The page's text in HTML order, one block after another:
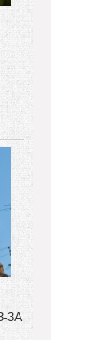
ЗА